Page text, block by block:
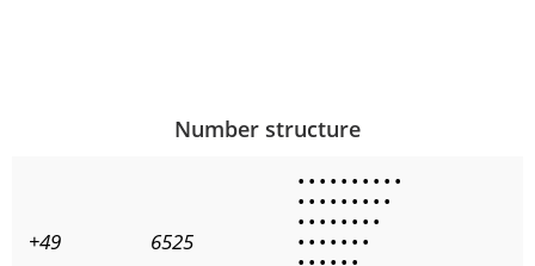
Number structure
+49 6525
• • • • • • • • • •
• • • • • • • • •
• • • • • • • •
• • • • • • •